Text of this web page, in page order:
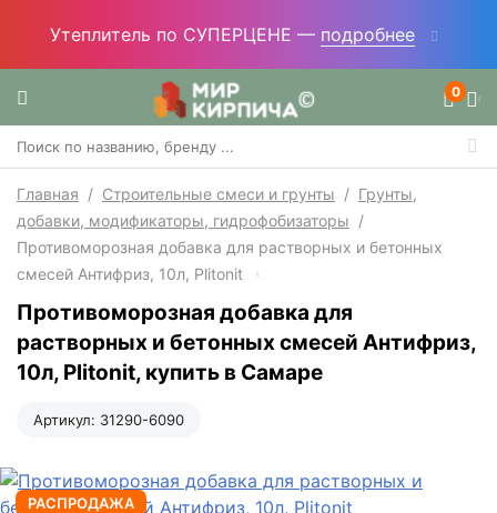
Утеплитель по СУПЕРЦЕНЕ — подробнее
0
Главная / Строительные смеси и грунты / Грунты,
добавки, модификаторы, гидрофобизаторы /
Противоморозная добавка для растворных и бетонных
смесей Антифриз, 10л, Plitonit
Противоморозная добавка для
растворных и бетонных смесей Антифриз,
10л, Plitonit, купить в Самаре
Артикул: 31290-6090
РАСПРОДАЖА